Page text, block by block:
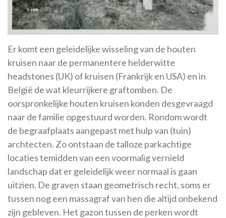
Er komt een geleidelijke wisseling van de houten
kruisen naar de permanentere helderwitte
headstones (UK) of kruisen (Frankrijk en USA) en in
België de wat kleurrijkere graftomben. De
oorspronkelijke houten kruisen konden desgevraagd
naar de familie opgestuurd worden. Rondom wordt
de begraafplaats aangepast met hulp van (tuin)
archtecten. Zo ontstaan de talloze parkachtige
locaties temidden van een voormalig vernield
landschap dat er geleidelijk weer normaal is gaan
uitzien. De graven staan geometrisch recht, soms er
tussen nog een massagraf van hen die altijd onbekend
zijn gebleven. Het gazon tussen de perken wordt